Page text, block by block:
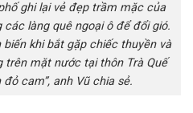
ghi lại vẻ đẹp trầm mặc của
làng quê ngoại ô để đổi gió.
khi bắt gặp chiếc thuyền và
trên mặt nước tại thôn Trà Quế
cam”, anh Vũ chia sẻ.